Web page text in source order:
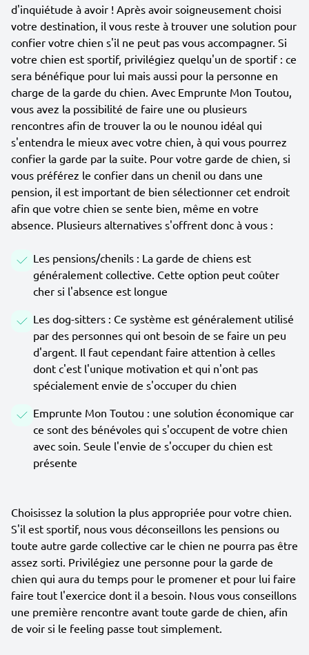
d'inquiétude à avoir ! Après avoir soigneusement choisi
votre destination, il vous reste à trouver une solution pour
confier votre chien s'il ne peut pas vous accompagner. Si
votre chien est sportif, privilégiez quelqu'un de sportif : ce
sera bénéfique pour lui mais aussi pour la personne en
charge de la garde du chien. Avec Emprunte Mon Toutou,
vous avez la possibilité de faire une ou plusieurs
rencontres afin de trouver la ou le nounou idéal qui
s'entendra le mieux avec votre chien, à qui vous pourrez
confier la garde par la suite. Pour votre garde de chien, si
vous préférez le confier dans un chenil ou dans une
pension, il est important de bien sélectionner cet endroit
afin que votre chien se sente bien, même en votre
absence. Plusieurs alternatives s'offrent donc à vous :
Les pensions/chenils : La garde de chiens est
généralement collective. Cette option peut coûter
cher si l'absence est longue
Les dog-sitters : Ce système est généralement utilisé
par des personnes qui ont besoin de se faire un peu
d'argent. Il faut cependant faire attention à celles
dont c'est l'unique motivation et qui n'ont pas
spécialement envie de s'occuper du chien
Emprunte Mon Toutou : une solution économique car
ce sont des bénévoles qui s'occupent de votre chien
avec soin. Seule l'envie de s'occuper du chien est
présente
Choisissez la solution la plus appropriée pour votre chien.
S'il est sportif, nous vous déconseillons les pensions ou
toute autre garde collective car le chien ne pourra pas être
assez sorti. Privilégiez une personne pour la garde de
chien qui aura du temps pour le promener et pour lui faire
faire tout l'exercice dont il a besoin. Nous vous conseillons
une première rencontre avant toute garde de chien, afin
de voir si le feeling passe tout simplement.